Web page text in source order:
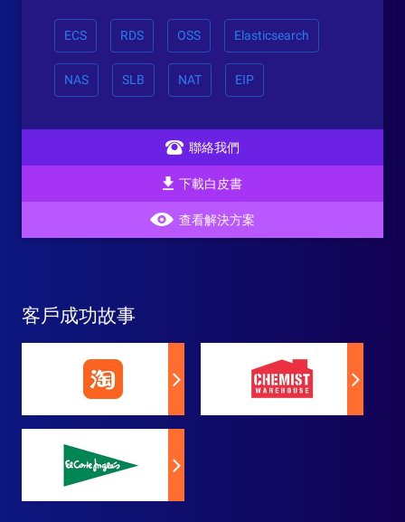
ECS RDS OSS Elasticsearch
NAS SLB NAT EIP
聯絡我們
下載白皮書
查看解決方案
客戶成功故事